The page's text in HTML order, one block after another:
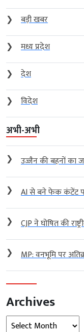
❯
बड़ी खबर
❯
मध्य प्रदेश
❯
देश
❯
विदेश
अभी-अभी
❯ उज्जैन की बहनों का
❯ AI से बने फेक कंटेंट
❯ CJP ने घोषित की
❯ MP: वनभूमि पर
Archives
Archives